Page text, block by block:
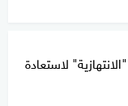
لاستعادة